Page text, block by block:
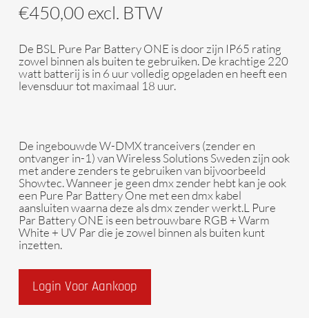
€450,00 excl. BTW
De BSL Pure Par Battery ONE is door zijn IP65 rating
zowel binnen als buiten te gebruiken. De krachtige 220
watt batterij is in 6 uur volledig opgeladen en heeft een
levensduur tot maximaal 18 uur.
De ingebouwde W-DMX tranceivers (zender en
ontvanger in-1) van Wireless Solutions Sweden zijn ook
met andere zenders te gebruiken van bijvoorbeeld
Showtec. Wanneer je geen dmx zender hebt kan je ook
een Pure Par Battery One met een dmx kabel
aansluiten waarna deze als dmx zender werkt.L Pure
Par Battery ONE is een betrouwbare RGB + Warm
White + UV Par die je zowel binnen als buiten kunt
inzetten.
Login Voor Aankoop